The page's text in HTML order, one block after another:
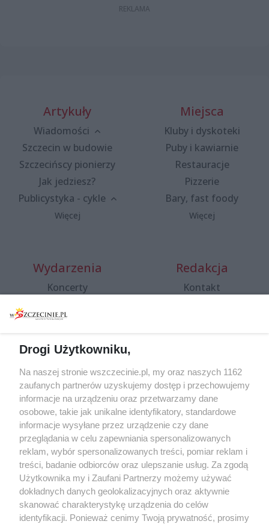
Artykuły
Wiadomości
Szczecin w budowie
Szczecińscy pionierzy
Jak jedziesz?
Publicystyka - cykle
Więcej
Miejsca
Kluby i dyskoteki
Puby i kawiarnie
Restauracje
Pizzerie
Bary, fast foody
Więcej
Wydarzenia
Koncerty
Spacery i oprowadzania
targi
Wernisaże
Więcej
Redakcja
Kontakt
Specjalny koncert z okazji
20. urodzin portalu
wSzczecinie.pl
Regulamin konkursów
śniadaniówka "Hej
Szczecin! Jest piątek!"
Partnerzy
Praca Szczecin
Drogi Użytkowniku,
Na naszej stronie wszczecinie.pl, my oraz naszych 1162
zaufanych partnerów uzyskujemy dostęp i przechowujemy
informacje na urządzeniu oraz przetwarzamy dane
osobowe, takie jak unikalne identyfikatory, standardowe
informacje wysyłane przez urządzenie czy dane
przeglądania w celu zapewniania spersonalizowanych
reklam, wybór spersonalizowanych treści, pomiar reklam i
treści, badanie odbiorców oraz ulepszanie usług. Za zgodą
Użytkownika my i Zaufani Partnerzy możemy używać
dokładnych danych geolokalizacyjnych oraz aktywnie
skanować charakterystykę urządzenia do celów
identyfikacji. Ponieważ cenimy Twoją prywatność, prosimy